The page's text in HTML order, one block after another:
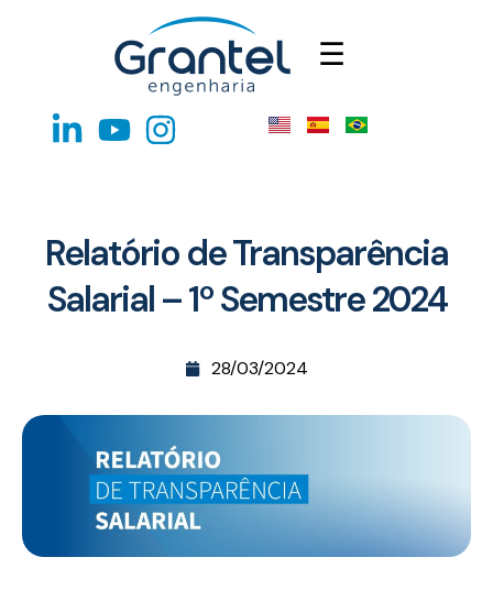
☰
Relatório de Transparência
Salarial – 1º Semestre 2024
28/03/2024